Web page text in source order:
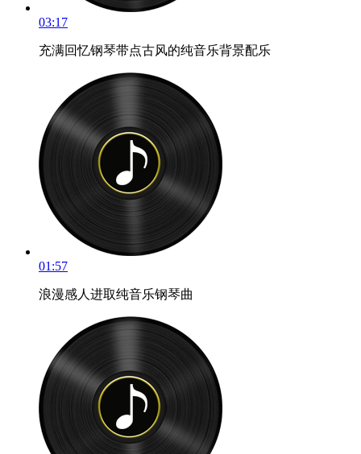
03:17
充满回忆钢琴带点古风的纯音乐背景配乐
01:57
浪漫感人进取纯音乐钢琴曲